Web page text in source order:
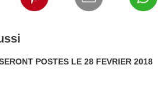
POSTES LE 28 FEVRIER 2018